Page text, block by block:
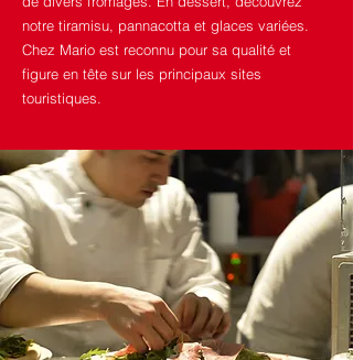
notre tiramisu, pannacotta et glaces variées.
Chez Mario est reconnu pour sa qualité et
figure en tête sur les principaux sites
touristiques.